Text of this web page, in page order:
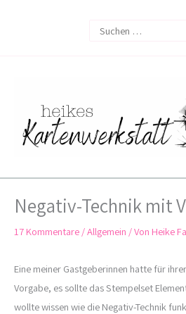
Search
Negativ-Technik mit
17 Kommentare /Allgemein / Von Heike
Eine meiner Gastgeberinnen hatte für
Vorgabe, es sollte das Stempelset
wollte wissen wie die Negativ-Technik